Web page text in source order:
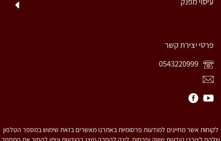
פרטי יצירת קשר
לקוחות אשר מחייגים למודעות פרסומיות באתרנו מאשרים בזאת שימוש במספר הטלפון